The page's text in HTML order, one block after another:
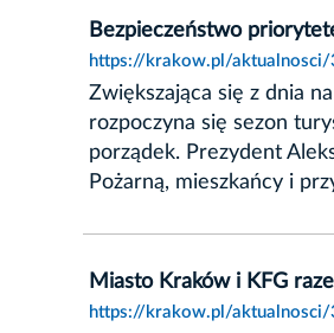
Bezpieczeństwo
https://krakow.pl/aktualnosci/
Zwiększająca się z dnia
rozpoczyna się sezon
porządek. Prezydent
Pożarną, mieszkańcy i
Miasto Kraków i KFG
https://krakow.pl/aktualnosci/